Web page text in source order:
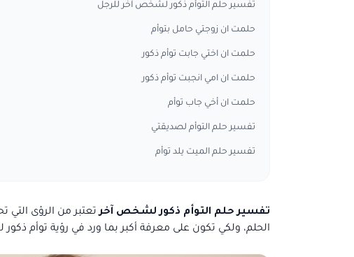
تفسير حلم التوأم ذكور لشخص آخر للرجل
حلمت ان زوجتي حامل بتوأم
حلمت ان اختي جابت توأم ذكور
حلمت ان امي انجبت توأم ذكور
حلمت ان أخي جاب توأم
تفسير حلم التوأم لصديقتي
تفسير حلم الميت يلد توأم
تفسير حلم التوأم ذكور لشخص آخرتعتبر من الرؤى التي
الحلم، ولكي تكون على معرفة أكبر بما ورد في رؤية توأم